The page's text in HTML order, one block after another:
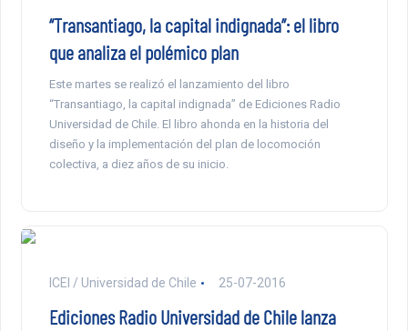
“Transantiago, la capital indignada”: el libro
que analiza el polémico plan
Este martes se realizó el lanzamiento del libro
“Transantiago, la capital indignada” de Ediciones Radio
Universidad de Chile. El libro ahonda en la historia del
diseño y la implementación del plan de locomoción
colectiva, a diez años de su inicio.
ICEI / Universidad de Chile 25-07-2016
Ediciones Radio Universidad de Chile lanza